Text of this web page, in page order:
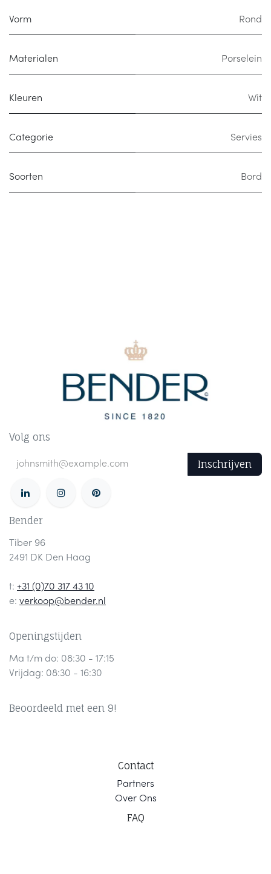
Vorm Rond
Materialen Porselein
Kleuren Wit
Categorie Servies
Soorten Bord
Volg ons
Inschrijven
Bender
Tiber 96
2491 DK Den Haag
t: +31 (0)70 317 43 10
e: verkoop@bender.nl
Openingstijden
Ma t/m do: 08:30 - 17:15
Vrijdag: 08:30 - 16:30
Beoordeeld met een 9!
Contact
Partners
Over Ons
FAQ